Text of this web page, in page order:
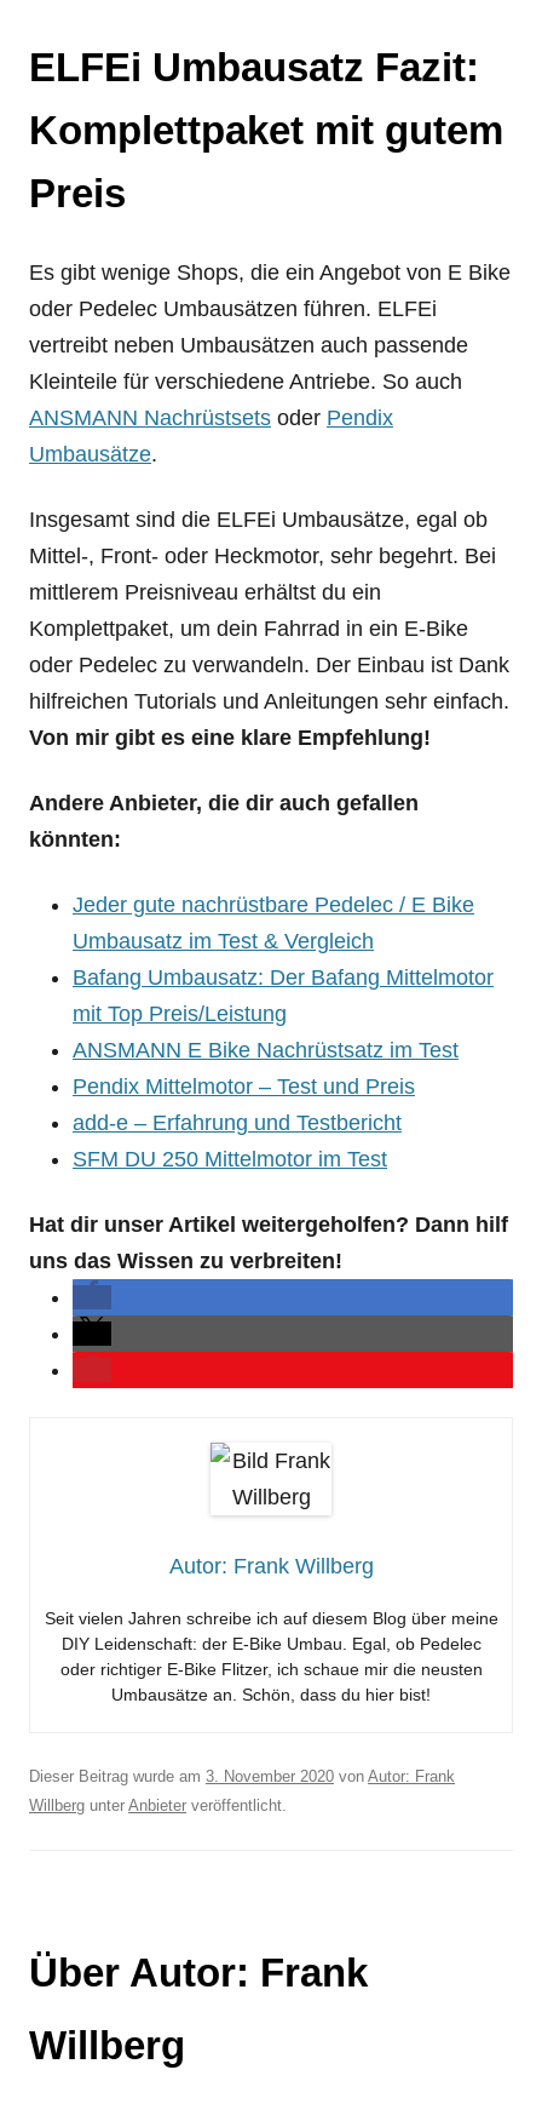
ELFEi Umbausatz Fazit:
Komplettpaket mit gutem
Preis
Es gibt wenige Shops, die ein Angebot von E Bike
oder Pedelec Umbausätzen führen. ELFEi
vertreibt neben Umbausätzen auch passende
Kleinteile für verschiedene Antriebe. So auch
ANSMANN Nachrüstsets oder Pendix
Umbausätze.
Insgesamt sind die ELFEi Umbausätze, egal ob
Mittel-, Front- oder Heckmotor, sehr begehrt. Bei
mittlerem Preisniveau erhältst du ein
Komplettpaket, um dein Fahrrad in ein E-Bike
oder Pedelec zu verwandeln. Der Einbau ist Dank
hilfreichen Tutorials und Anleitungen sehr einfach.
Von mir gibt es eine klare Empfehlung!
Andere Anbieter, die dir auch gefallen
könnten:
Jeder gute nachrüstbare Pedelec / E Bike
Umbausatz im Test & Vergleich
Bafang Umbausatz: Der Bafang Mittelmotor
mit Top Preis/Leistung
ANSMANN E Bike Nachrüstsatz im Test
Pendix Mittelmotor – Test und Preis
add-e – Erfahrung und Testbericht
SFM DU 250 Mittelmotor im Test
Hat dir unser Artikel weitergeholfen? Dann hilf
uns das Wissen zu verbreiten!
Autor: Frank Willberg
Seit vielen Jahren schreibe ich auf diesem Blog über meine
DIY Leidenschaft: der E-Bike Umbau. Egal, ob Pedelec
oder richtiger E-Bike Flitzer, ich schaue mir die neusten
Umbausätze an. Schön, dass du hier bist!
Dieser Beitrag wurde am 3. November 2020 von Autor: Frank
Willberg unter Anbieter veröffentlicht.
Über Autor: Frank
Willberg